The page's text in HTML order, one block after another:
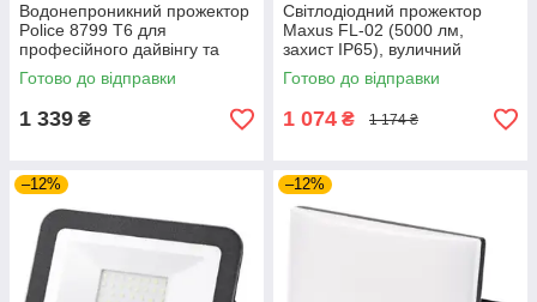
Водонепроникний прожектор
Police 8799 T6 для
професійного дайвінгу та
освітлення під товщею води
під час плавання
Готово до відправки
1 339 ₴
Світлодіодний прожектор
Maxus FL-02 (5000 лм,
захист IP65), вуличний
енергоефективний LED-
ліхтар (50W, 5000K), білий
Готово до відправки
1 074 ₴ 1 174 ₴
–12% –12%